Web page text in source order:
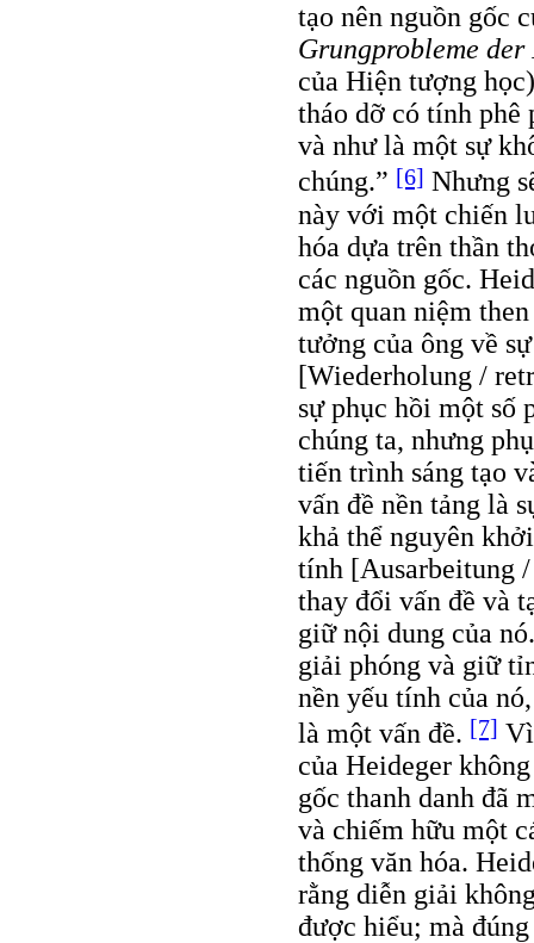
tạo nên nguồn gốc
Grungprobleme
của Hiện tượng
tháo dỡ có tính phê
và như là một sự
chúng.” [6] Nhưng
này với một chiến
hóa dựa trên thần
các nguồn gốc.
một quan niệm
tưởng của ông về
[Wiederholung /
sự phục hồi một số
chúng ta, nhưng
tiến trình sáng tạo
vấn đề nền tảng là
khả thể nguyên
tính [Ausarbeitung
thay đổi vấn đề và
giữ nội dung của
giải phóng và giữ
nền yếu tính của
là một vấn đề. [7]
của Heideger
gốc thanh danh đã
và chiếm hữu một
thống văn hóa.
rằng diễn giải
được hiểu; mà